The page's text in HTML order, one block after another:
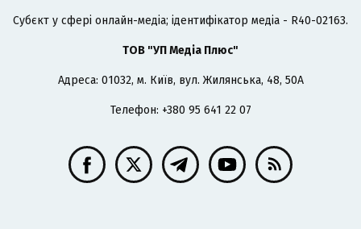
Cубєкт у сфері онлайн-медіа; ідентифікатор медіа - R40-02163.
ТОВ "УП Медіа Плюс"
Адреса: 01032, м. Київ, вул. Жилянська, 48, 50А
Телефон: +380 95 641 22 07